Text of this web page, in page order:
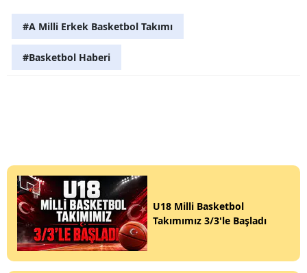
#A Milli Erkek Basketbol Takımı
#Basketbol Haberi
U18 Milli Basketbol
Takımımız 3/3'le Başladı